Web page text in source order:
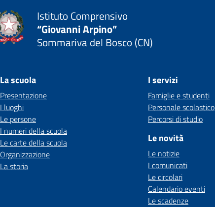
Istituto Comprensivo
“Giovanni Arpino”
Sommariva del Bosco (CN)
La scuola
Presentazione
I luoghi
Le persone
I numeri della scuola
Le carte della scuola
Organizzazione
La storia
I servizi
Famiglie e studenti
Personale scolastico
Percorsi di studio
Le novità
Le notizie
I comunicati
Le circolari
Calendario eventi
Le scadenze